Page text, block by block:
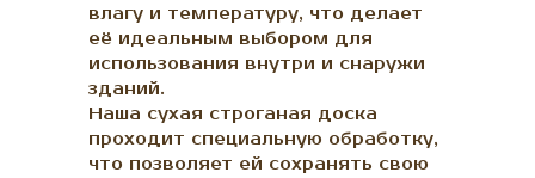
влагу и температуру, что делает
её идеальным выбором для
использования внутри и снаружи
зданий.
Наша сухая строганая доска
проходит специальную обработку,
что позволяет ей сохранять свою